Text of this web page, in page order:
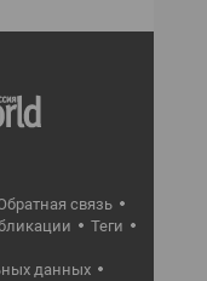
связь
Теги
данных